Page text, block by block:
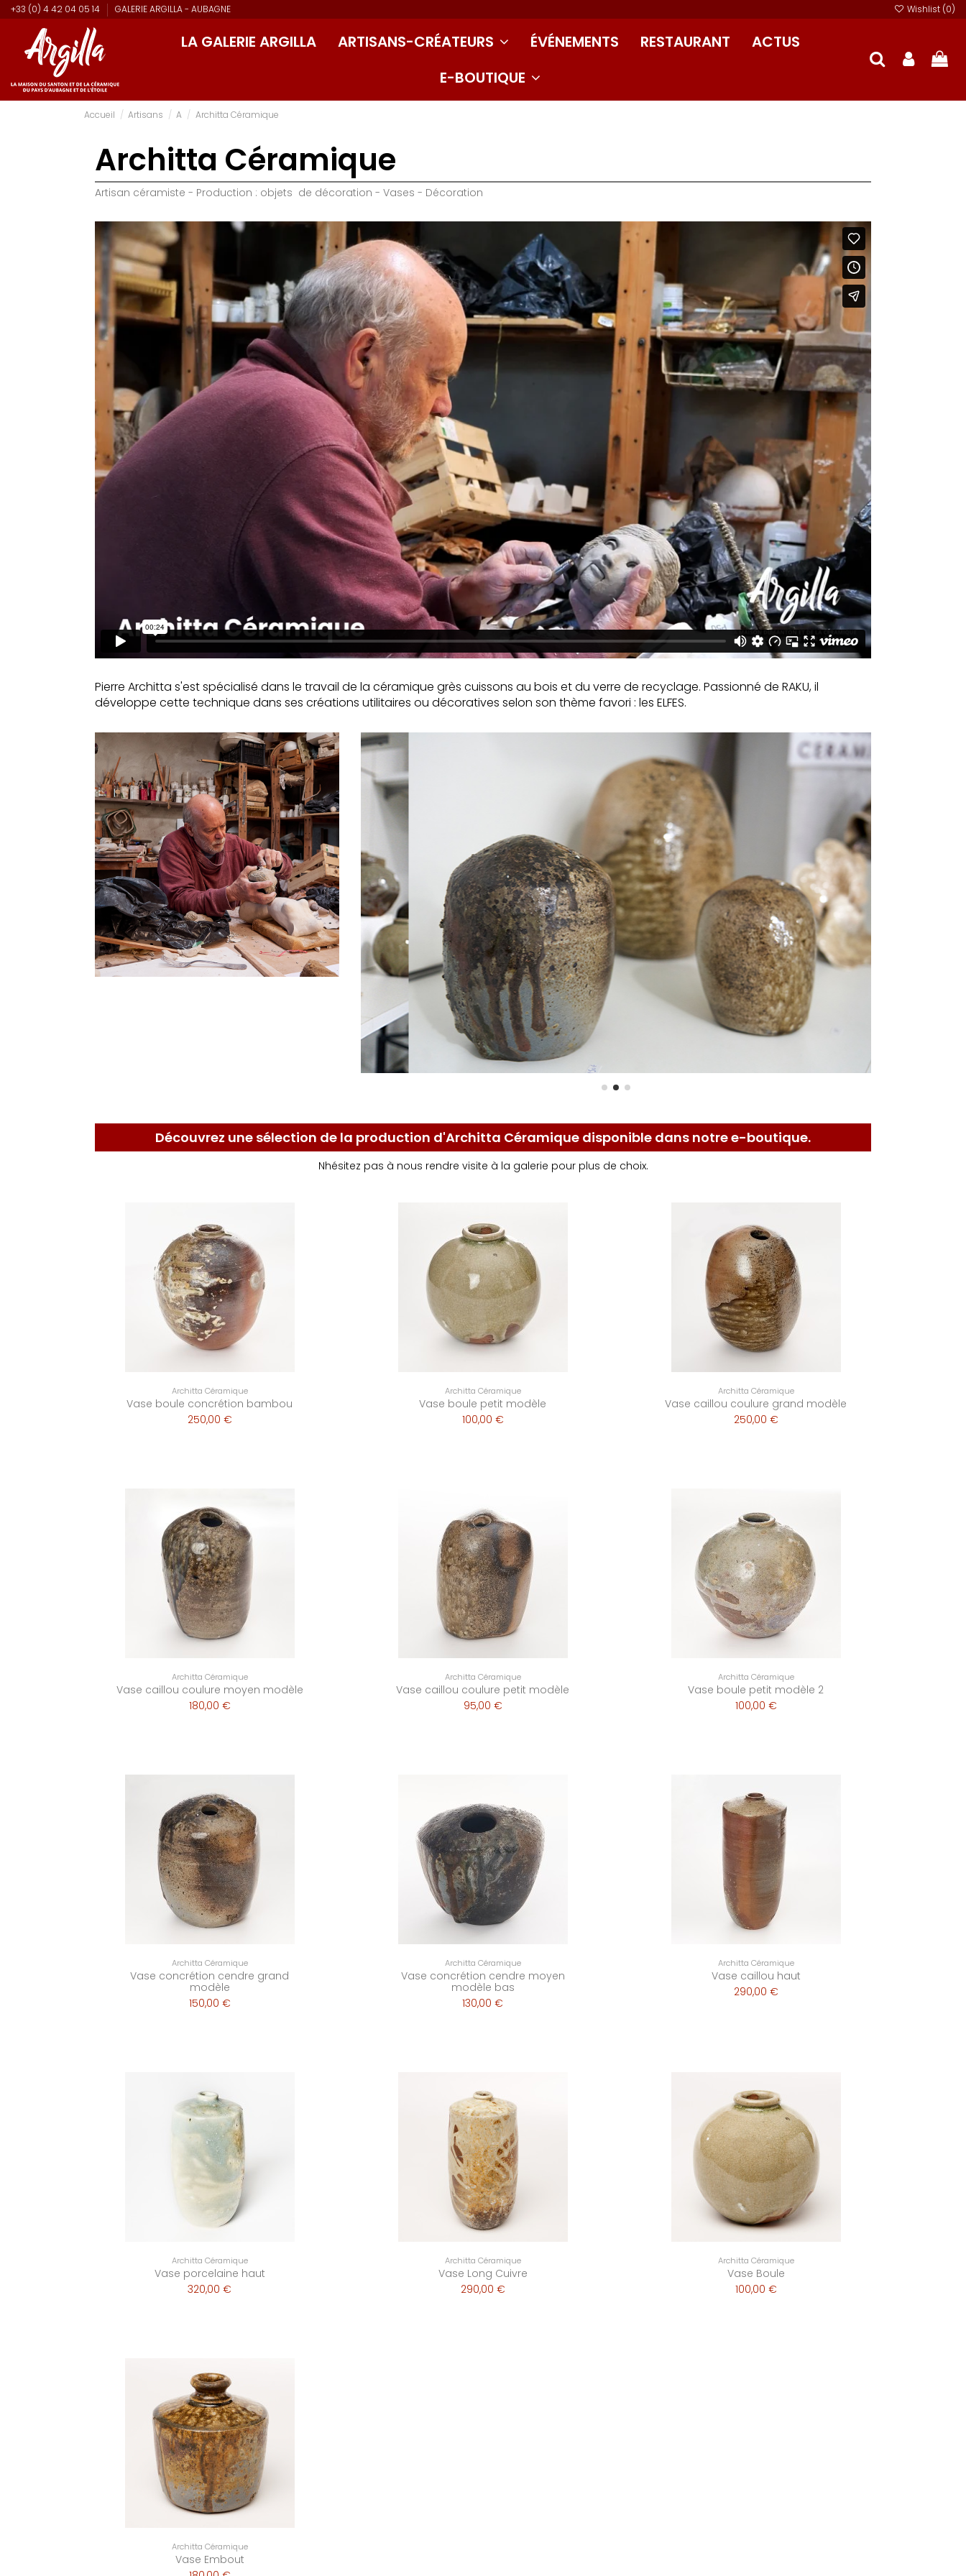
+33 (0) 4 42 04 05 14 GALERIE ARGILLA - AUBAGNE Wishlist (0)
LA GALERIE ARGILLA ARTISANS-CRÉATEURS ÉVÉNEMENTS RESTAURANT
ACTUS
E-BOUTIQUE
Accueil Artisans A Architta Céramique
Architta Céramique
Artisan céramiste - Production : objets de décoration - Vases - Décoration
Pierre Architta s'est spécialisé dans le travail de la céramique grès cuissons au bois et du verre de recyclage. Passionné de RAKU, il
développe cette technique dans ses créations utilitaires ou décoratives selon son thème favori : les ELFES.
Découvrez une sélection de la production d'Architta Céramique disponible dans notre e-boutique.
Nhésitez pas à nous rendre visite à la galerie pour plus de choix.
Architta Céramique
Vase boule concrétion bambou
250,00 €
Architta Céramique
Vase boule petit modèle
100,00 €
Architta Céramique
Vase caillou coulure grand modèle
250,00 €
Architta Céramique
Vase caillou coulure moyen modèle
180,00 €
Architta Céramique
Vase caillou coulure petit modèle
95,00 €
Architta Céramique
Vase boule petit modèle 2
100,00 €
Architta Céramique
Vase concrétion cendre grand
modèle
150,00 €
Architta Céramique
Vase concrétion cendre moyen
modèle bas
130,00 €
Architta Céramique
Vase caillou haut
290,00 €
Architta Céramique
Vase porcelaine haut
320,00 €
Architta Céramique
Vase Long Cuivre
290,00 €
Architta Céramique
Vase Boule
100,00 €
Architta Céramique
Vase Embout